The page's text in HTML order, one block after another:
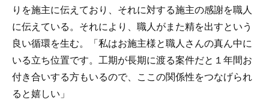
りを施主に伝えており、それに対する施主の感謝を職人
に伝えている。それにより、職人がまた精を出すという
良い循環を生む。「私はお施主様と職人さんの真ん中に
いる立ち位置です。工期が長期に渡る案件だと１年間お
付き合いする方もいるので、ここの関係性をつなげられ
ると嬉しい」